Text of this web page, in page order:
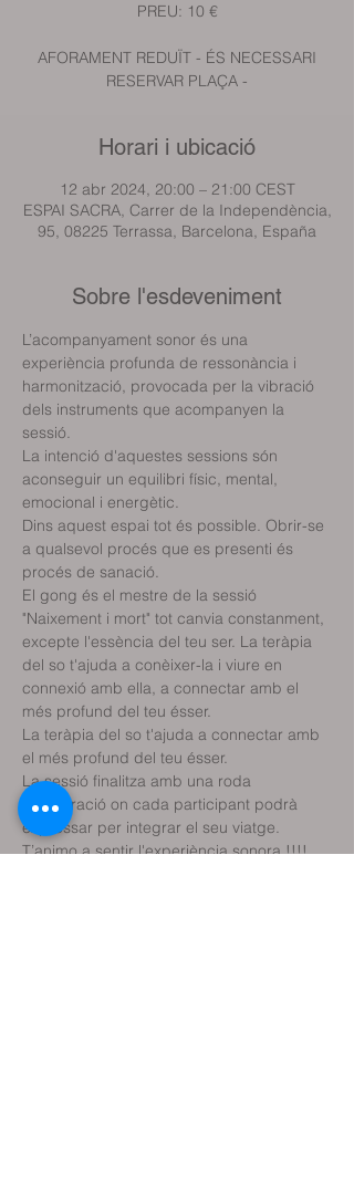
PREU: 10 €
AFORAMENT REDUÏT - ÉS NECESSARI
RESERVAR PLAÇA -
Horari i ubicació
12 abr 2024, 20:00 – 21:00 CEST
ESPAI SACRA, Carrer de la Independència,
95, 08225 Terrassa, Barcelona, España
Sobre l'esdeveniment
L’acompanyament sonor és una
experiència profunda de ressonància i
harmonització, provocada per la vibració
dels instruments que acompanyen la
sessió.
La intenció d'aquestes sessions són
aconseguir un equilibri físic, mental,
emocional i energètic.
Dins aquest espai tot és possible. Obrir-se
a qualsevol procés que es presenti és
procés de sanació.
El gong és el mestre de la sessió
"Naixement i mort" tot canvia constanment,
excepte l'essència del teu ser. La teràpia
del so t'ajuda a conèixer-la i viure en
connexió amb ella, a connectar amb el
més profund del teu ésser.
La teràpia del so t'ajuda a connectar amb
el més profund del teu ésser.
La sessió finalitza amb una roda
d’integració on cada participant podrà
expressar per integrar el seu viatge.
T’animo a sentir l'experiència sonora !!!!